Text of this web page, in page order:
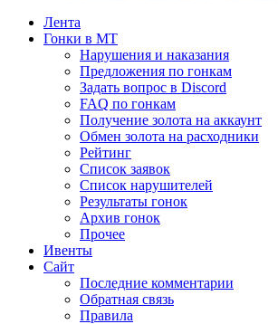
Лента
Гонки в МТ
Нарушения и наказания
Предложения по гонкам
Задать вопрос в Discord
FAQ по гонкам
Получение золота на аккаунт
Обмен золота на расходники
Рейтинг
Список заявок
Список нарушителей
Результаты гонок
Архив гонок
Прочее
Ивенты
Сайт
Последние комментарии
Обратная связь
Правила